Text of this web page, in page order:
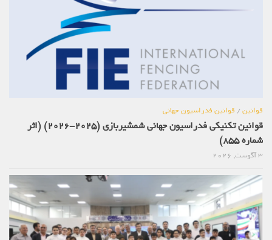
قوانین/قوانین فدراسیون جهانی
قوانین تکنیکی فدراسیون جهانی شمشیربازی (2025-2026) (اثر
شماره 855)